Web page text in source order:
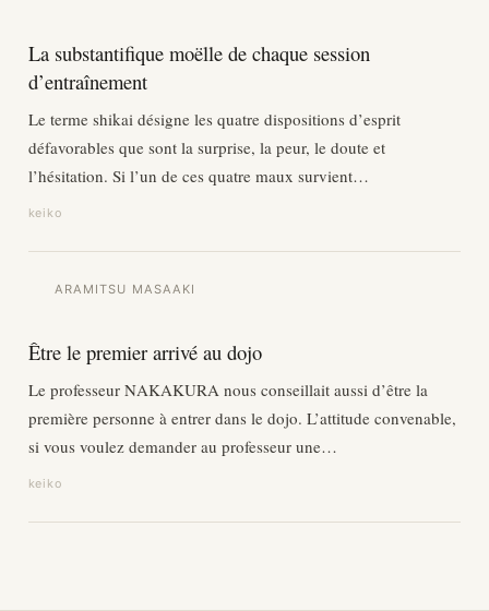
La substantifique moëlle de chaque session
d’entraînement
Le terme shikai désigne les quatre dispositions d’esprit
défavorables que sont la surprise, la peur, le doute et
l’hésitation. Si l’un de ces quatre maux survient…
keiko
ARAMITSU MASAAKI
Être le premier arrivé au dojo
Le professeur NAKAKURA nous conseillait aussi d’être la
première personne à entrer dans le dojo. L’attitude convenable,
si vous voulez demander au professeur une…
keiko